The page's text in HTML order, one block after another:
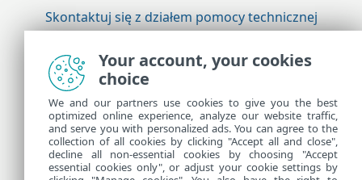
Skontaktuj się z działem pomocy technicznej
firmy ESET
Więcej informacji
Pomoc techniczna — wiadomości
Porady dla klientów
Your account, your cookies
choice
We and our partners use cookies to give you the best
optimized online experience, analyze our website traffic,
and serve you with personalized ads. You can agree to the
collection of all cookies by clicking "Accept all and close",
decline all non-essential cookies by choosing "Accept
essential cookies only", or adjust your cookie settings by